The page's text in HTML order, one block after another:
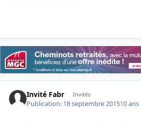
Invité Fabr Invités
Publication: 18 septembre 201510 ans